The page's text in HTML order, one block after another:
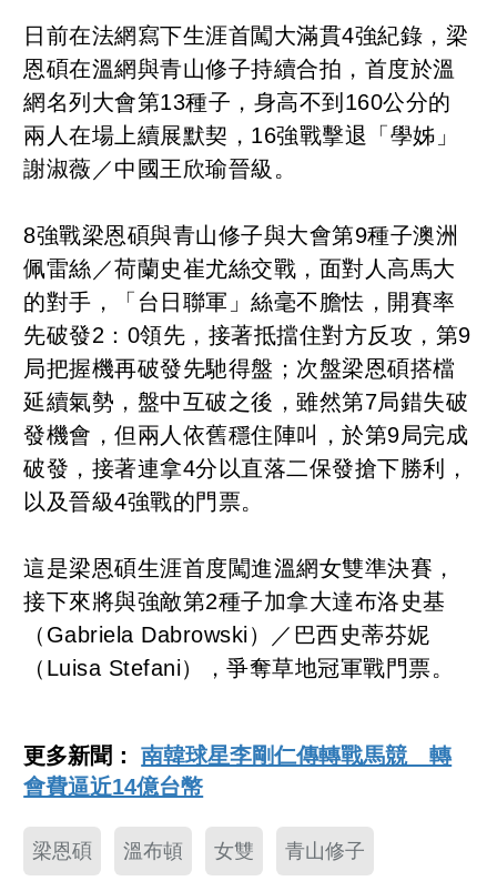
日前在法網寫下生涯首闖大滿貫4強紀錄，梁
恩碩在溫網與青山修子持續合拍，首度於溫
網名列大會第13種子，身高不到160公分的
兩人在場上續展默契，16強戰擊退「學姊」
謝淑薇／中國王欣瑜晉級。
8強戰梁恩碩與青山修子與大會第9種子澳洲
佩雷絲／荷蘭史崔尤絲交戰，面對人高馬大
的對手，「台日聯軍」絲毫不膽怯，開賽率
先破發2：0領先，接著抵擋住對方反攻，第9
局把握機再破發先馳得盤；次盤梁恩碩搭檔
延續氣勢，盤中互破之後，雖然第7局錯失破
發機會，但兩人依舊穩住陣叫，於第9局完成
破發，接著連拿4分以直落二保發搶下勝利，
以及晉級4強戰的門票。
這是梁恩碩生涯首度闖進溫網女雙準決賽，
接下來將與強敵第2種子加拿大達布洛史基
（Gabriela Dabrowski）／巴西史蒂芬妮
（Luisa Stefani），爭奪草地冠軍戰門票。
更多新聞：南韓球星李剛仁傳轉戰馬競 轉
會費逼近14億台幣
梁恩碩 溫布頓 女雙 青山修子